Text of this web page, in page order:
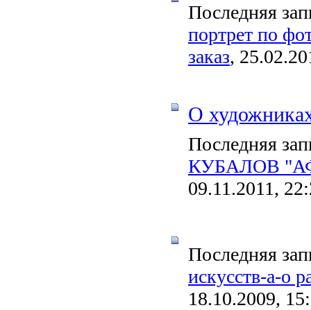
Последняя
портрет по
заказ,
О
Последняя
КУБАЛОВ
09.11.2011,
Последняя
искусств-а-о
18.10.2009,